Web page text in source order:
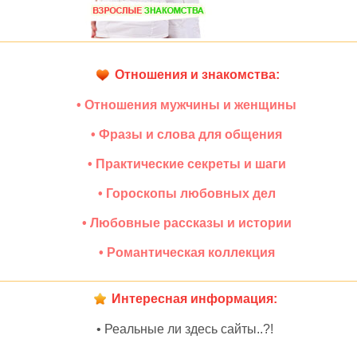
Отношения и знакомства:
• Отношения мужчины и женщины
• Фразы и слова для общения
• Практические секреты и шаги
• Гороскопы любовных дел
• Любовные рассказы и истории
• Романтическая коллекция
Интересная информация:
• Реальные ли здесь сайты..?!